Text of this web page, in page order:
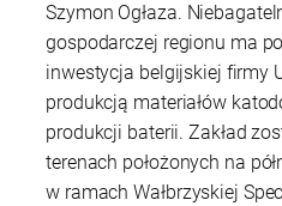
Szymon Ogłaza.
gospodarczej regionu ma
inwestycja belgijskiej firmy
produkcją materiałów
produkcji baterii. Zakład
terenach położonych na
w ramach Wałbrzyskiej